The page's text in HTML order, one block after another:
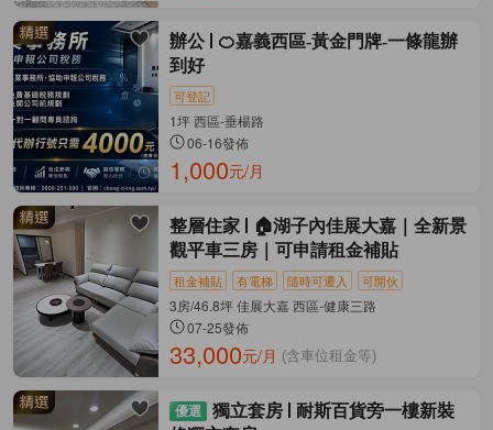
辦公
🍊嘉義西區-黃金門牌-一條龍辦
到好
可登記
1坪 西區-垂楊路
06-16發佈
1,000元/月
整層住家
🏠湖子內佳展大嘉｜全新景
觀平車三房｜可申請租金補貼
租金補貼 有電梯 隨時可遷入 可開伙
3房/46.8坪 佳展大嘉 西區-健康三路
07-25發佈
33,000元/月 (含車位租金等)
獨立套房
耐斯百貨旁一樓新裝